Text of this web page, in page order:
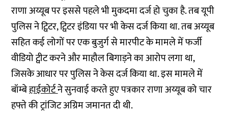
राणा अय्यूब पर इससे पहले भी मुकदमा दर्ज हो चुका है. तब यूपी
पुलिस ने ट्विटर, ट्विटर इंडिया पर भी केस दर्ज किया था. तब अय्यूब
सहित कई लोगों पर एक बुजुर्ग से मारपीट के मामले में फर्जी
वीडियो ट्वीट करने और माहौल बिगाड़ने का आरोप लगा था,
जिसके आधार पर पुलिस ने केस दर्ज किया था. इस मामले में
बॉम्बेहाईकोर्टने सुनवाई करते हुए पत्रकार राणा अय्यूब को चार
हफ्ते की ट्रांजिट अग्रिम जमानत दी थी.